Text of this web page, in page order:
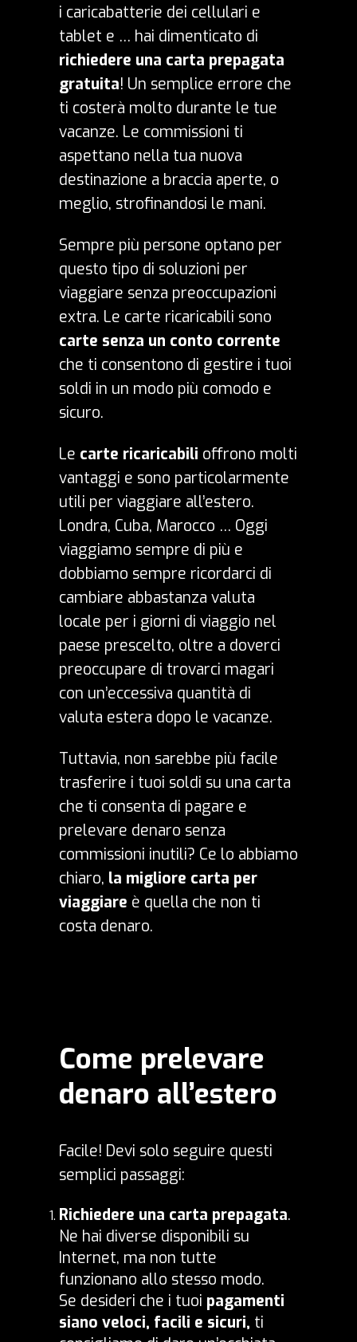
i caricabatterie dei cellulari e
tablet e … hai dimenticato di
richiedere una carta prepagata
gratuita! Un semplice errore che
ti costerà molto durante le tue
vacanze. Le commissioni ti
aspettano nella tua nuova
destinazione a braccia aperte, o
meglio, strofinandosi le mani.
Sempre più persone optano per
questo tipo di soluzioni per
viaggiare senza preoccupazioni
extra. Le carte ricaricabili sono
carte senza un conto corrente
che ti consentono di gestire i tuoi
soldi in un modo più comodo e
sicuro.
Le carte ricaricabili offrono molti
vantaggi e sono particolarmente
utili per viaggiare all’estero.
Londra, Cuba, Marocco … Oggi
viaggiamo sempre di più e
dobbiamo sempre ricordarci di
cambiare abbastanza valuta
locale per i giorni di viaggio nel
paese prescelto, oltre a doverci
preoccupare di trovarci magari
con un’eccessiva quantità di
valuta estera dopo le vacanze.
Tuttavia, non sarebbe più facile
trasferire i tuoi soldi su una carta
che ti consenta di pagare e
prelevare denaro senza
commissioni inutili? Ce lo abbiamo
chiaro, la migliore carta per
viaggiare è quella che non ti
costa denaro.
Come prelevare
denaro all’estero
Facile! Devi solo seguire questi
semplici passaggi:
Richiedere una carta prepagata.
Ne hai diverse disponibili su
Internet, ma non tutte
funzionano allo stesso modo.
Se desideri che i tuoi pagamenti
siano veloci, facili e sicuri, ti